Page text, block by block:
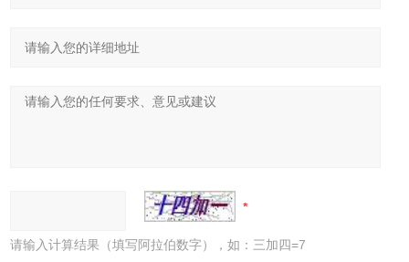
请输入计算结果（填写阿拉伯数字），如：三加四=7